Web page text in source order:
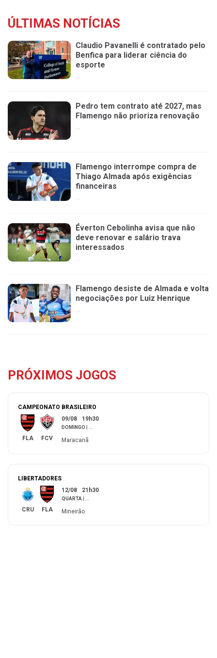
ÚLTIMAS NOTÍCIAS
Claudio Pavanelli é contratado pelo
Benfica para liderar ciência do
esporte
...
Pedro tem contrato até 2027, mas
Flamengo não prioriza renovação
...
Flamengo interrompe compra de
Thiago Almada após exigências
financeiras
...
Éverton Cebolinha avisa que não
deve renovar e salário trava
interessados
Flamengo desiste de Almada e volta
negociações por Luiz Henrique
...
PRÓXIMOS JOGOS
CAMPEONATO BRASILEIRO
FLA FCV
09/08 19h30
DOMINGO
Maracanã
LIBERTADORES
CRU FLA
12/08 21h30
QUARTA
Mineirão